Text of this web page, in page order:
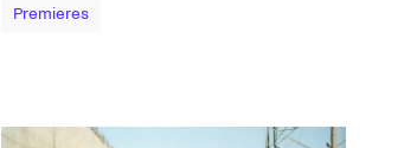
Premieres